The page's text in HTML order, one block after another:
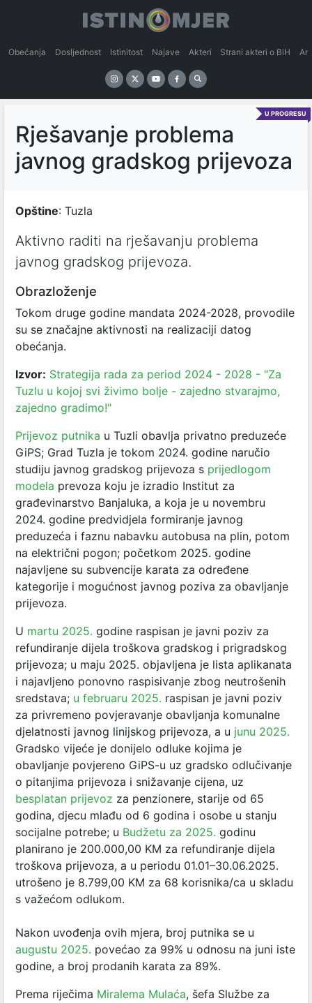
Obećanja Dosljednost Istinitost Najave Akteri Strani akteri o BiH
U PROGRESU
Rješavanje problema
javnog gradskog prijevoza
Opštine: Tuzla
Aktivno raditi na rješavanju problema
javnog gradskog prijevoza.
Obrazloženje
Tokom druge godine mandata 2024-2028, provodile
su se značajne aktivnosti na realizaciji datog
obećanja.
Izvor: Strategija rada za period 2024 - 2028 - "Za
Tuzlu u kojoj svi živimo bolje - zajedno stvarajmo,
zajedno gradimo!"
Prijevoz putnika u Tuzli obavlja privatno preduzeće
GiPS; Grad Tuzla je tokom 2024. godine naručio
studiju javnog gradskog prijevoza s prijedlogom
modela prevoza koju je izradio Institut za
građevinarstvo Banjaluka, a koja je u novembru
2024. godine predvidjela formiranje javnog
preduzeća i faznu nabavku autobusa na plin, potom
na električni pogon; početkom 2025. godine
najavljene su subvencije karata za određene
kategorije i mogućnost javnog poziva za obavljanje
prijevoza.
U martu 2025. godine raspisan je javni poziv za
refundiranje dijela troškova gradskog i prigradskog
prijevoza; u maju 2025. objavljena je lista aplikanata
i najavljeno ponovno raspisivanje zbog neutrošenih
sredstava; u februaru 2025. raspisan je javni poziv
za privremeno povjeravanje obavljanja komunalne
djelatnosti javnog linijskog prijevoza, a u junu 2025.
Gradsko vijeće je donijelo odluke kojima je
obavljanje povjereno GiPS-u uz gradsko odlučivanje
o pitanjima prijevoza i snižavanje cijena, uz
besplatan prijevoz za penzionere, starije od 65
godina, djecu mlađu od 6 godina i osobe u stanju
socijalne potrebe; u Budžetu za 2025. godinu
planirano je 200.000,00 KM za refundiranje dijela
troškova prijevoza, a u periodu 01.01–30.06.2025.
utrošeno je 8.799,00 KM za 68 korisnika/ca u skladu
s važećom odlukom.
Nakon uvođenja ovih mjera, broj putnika se u
augustu 2025. povećao za 99% u odnosu na juni iste
godine, a broj prodanih karata za 89%.
Prema riječima Miralema Mulaća, šefa Službe za